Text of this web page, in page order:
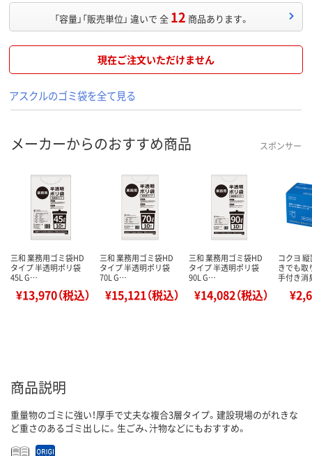
「容量」「販売単位」 違いで 全 12 商品あります。
現在ご注文いただけません
アスクルのゴミ袋を全て見る
メーカーからのおすすめ商品 スポンサー
三和 業務用ゴミ袋HD
タイプ 半透明ポリ袋
45L G…
¥13,970（税込）
三和 業務用ゴミ袋HD
タイプ 半透明ポリ袋
70L G…
¥15,121（税込）
三和 業務用ゴミ袋HD
タイプ 半透明ポリ袋
90L G…
¥14,082（税込）
コクヨ
きでも取
手付き
商品説明
重量物のゴミに強い！厚手で丈夫な複合3層タイプ。建設現場のがれきな
ど重さのあるゴミ出しに。生ごみ、汁物などにもおすすめ。